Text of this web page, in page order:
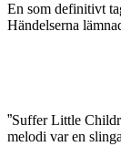
En som definitivt
Händelserna
”Suffer Little
melodi var en